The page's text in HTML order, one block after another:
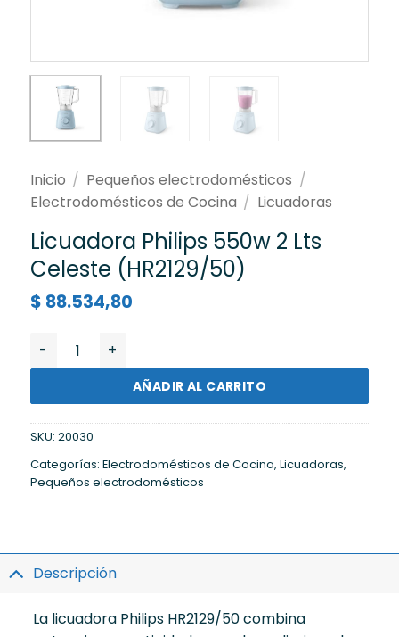
Inicio / Pequeños electrodomésticos /
Electrodomésticos de Cocina / Licuadoras
Licuadora Philips 550w 2 Lts
Celeste (HR2129/50)
$ 88.534,80
Licuadora Philips 550w 2 Lts Celeste (HR2129/50)
AÑADIR AL CARRITO
SKU: 20030
Categorías: Electrodomésticos de Cocina, Licuadoras,
Pequeños electrodomésticos
Descripción
La licuadora Philips HR2129/50 combina